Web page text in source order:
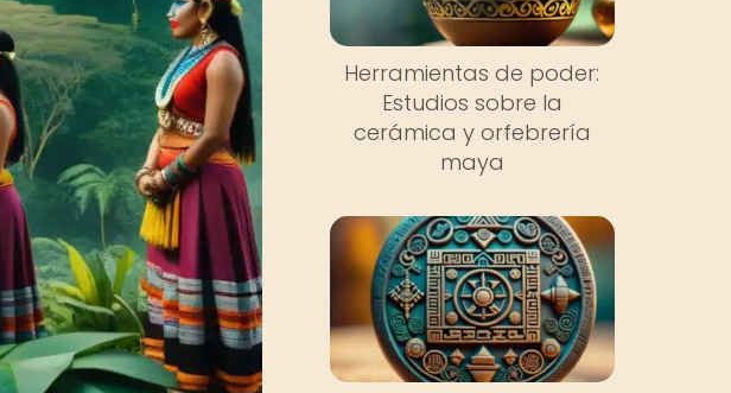
Herramientas de poder:
Estudios sobre la
cerámica y orfebrería
maya